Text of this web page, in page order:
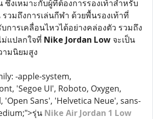
งเหมาะกับผู้ที่ต้องการรองเท้าสำหรับ
วมถึงการเล่นกีฬา ด้วยพื้นรองเท้าที่
การเคลื่อนไหวได้อย่างคล่องตัว รวมถึง
ม่แปลกใจที่ Nike Jordan Low จะเป็น
มนิยมสูง
-apple-system,
'Segoe UI', Roboto, Oxygen,
'Open Sans', 'Helvetica Neue', sans-
รุ่น Nike Air Jordan 1 Low